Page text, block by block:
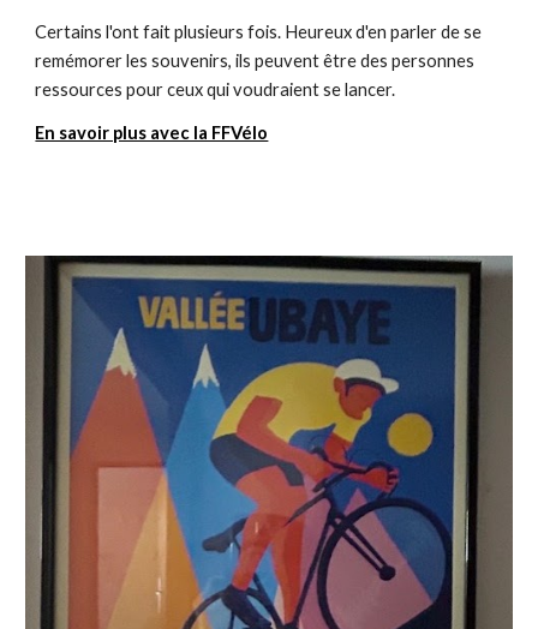
Certains l'ont fait plusieurs fois. Heureux d'en parler de se
remémorer les souvenirs, ils peuvent être des personnes
ressources pour ceux qui voudraient se lancer.
En savoir plus avec la FFVélo